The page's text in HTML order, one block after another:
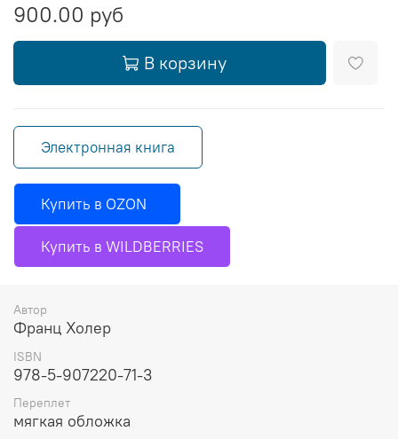
900.00 руб
В корзину
Электронная книга
Купить в OZON
Купить в WILDBERRIES
Автор
Франц Холер
ISBN
978-5-907220-71-3
Переплет
мягкая обложка